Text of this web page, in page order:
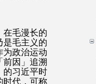
在毛漫长的
是毛主义的
为政治运动
前因」追溯
的习近平时
时代，可称